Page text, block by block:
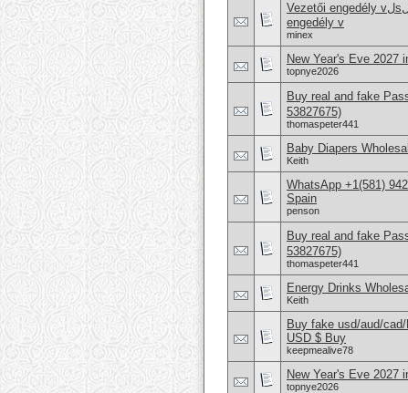
Vezetői engedély vلsلrlلsa Vezetői engedély online beszerzése Hajَvezetői
engedély v
minex
New Year's Eve 2027
topnye2026
Buy real and fake
53827675)
thomaspeter441
Baby Diapers
Keith
WhatsApp +1(581)
Spain
penson
Buy real and fake
53827675)
thomaspeter441
Energy Drinks
Keith
Buy fake usd/aud/
USD $ Buy
keepmealive78
New Year's Eve 2027
topnye2026